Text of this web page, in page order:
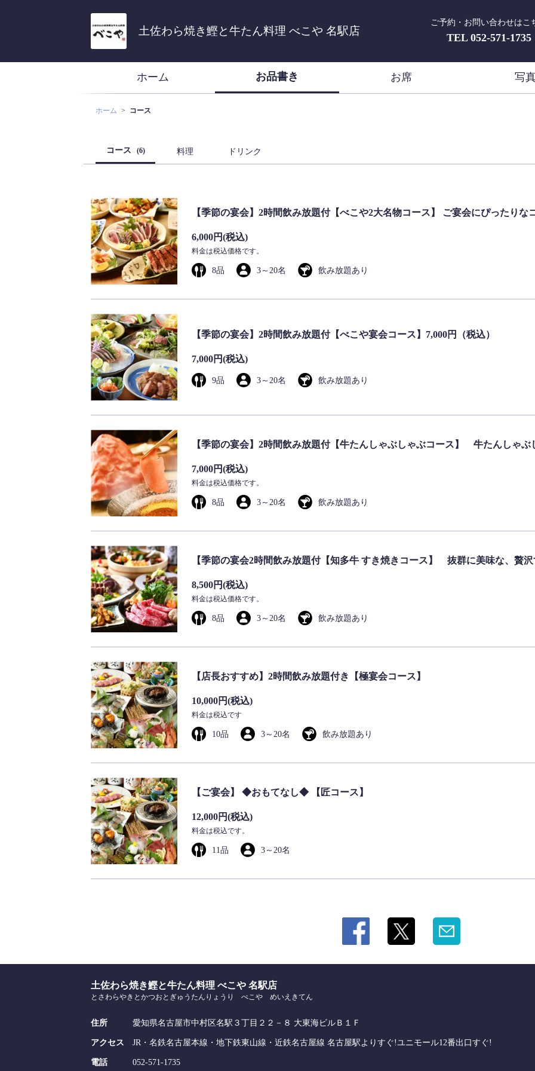
土佐わら焼き鰹と牛たん料理 べこや 名駅店
ご予約・お問い合わせはこ
TEL052-571-1735
ホーム お品書き お席 写
ホーム コース
コース (6) 料理 ドリンク
【季節の宴会】2時間飲み放題付【べこや2大名物コース】 ご宴会にぴったりな
6,000円(税込)
料金は税込価格です。
8品 3～20名 飲み放題あり
【季節の宴会】2時間飲み放題付【べこや宴会コース】7,000円（税込）
7,000円(税込)
9品 3～20名 飲み放題あり
【季節の宴会】2時間飲み放題付【牛たんしゃぶしゃぶコース】 牛たんしゃぶ
7,000円(税込)
料金は税込価格です。
8品 3～20名 飲み放題あり
【季節の宴会2時間飲み放題付【知多牛 すき焼きコース】 抜群に美味な、贅
8,500円(税込)
料金は税込価格です。
8品 3～20名 飲み放題あり
【店長おすすめ】2時間飲み放題付き【極宴会コース】
10,000円(税込)
料金は税込です
10品 3～20名 飲み放題あり
【ご宴会】 ◆おもてなし◆ 【匠コース】
12,000円(税込)
料金は税込です。
11品 3～20名
土佐わら焼き鰹と牛たん料理 べこや 名駅店
とさわらやきとかつおとぎゅうたんりょうり べこや めいえきてん
住所 愛知県名古屋市中村区名駅３丁目２２－８ 大東海ビルＢ１Ｆ
アクセス JR・名鉄名古屋本線・地下鉄東山線・近鉄名古屋線 名古屋駅よりすぐ!ユニモール12番出口すぐ!
電話 052-571-1735